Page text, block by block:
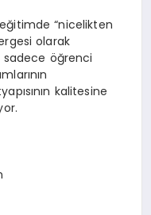
“nicelikten
olarak
sadece öğrenci
kalitesine